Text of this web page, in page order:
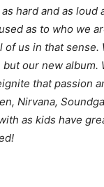
hard and as loud
as to who we
us in that sense.
our new album.
that passion
Nirvana,
as kids have